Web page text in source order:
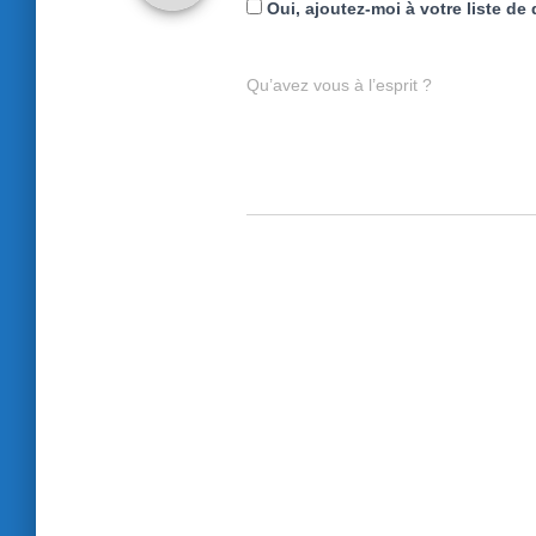
Oui, ajoutez-moi à votre liste de
Qu’avez vous à l’esprit ?